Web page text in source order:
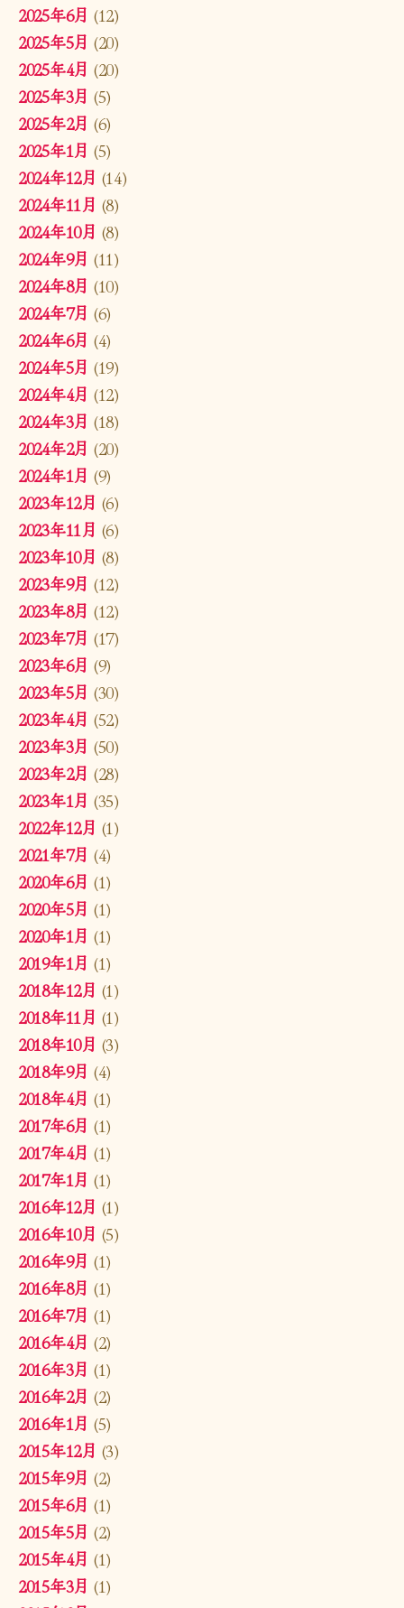
2025年6月 (12)
2025年5月 (20)
2025年4月 (20)
2025年3月 (5)
2025年2月 (6)
2025年1月 (5)
2024年12月 (14)
2024年11月 (8)
2024年10月 (8)
2024年9月 (11)
2024年8月 (10)
2024年7月 (6)
2024年6月 (4)
2024年5月 (19)
2024年4月 (12)
2024年3月 (18)
2024年2月 (20)
2024年1月 (9)
2023年12月 (6)
2023年11月 (6)
2023年10月 (8)
2023年9月 (12)
2023年8月 (12)
2023年7月 (17)
2023年6月 (9)
2023年5月 (30)
2023年4月 (52)
2023年3月 (50)
2023年2月 (28)
2023年1月 (35)
2022年12月 (1)
2021年7月 (4)
2020年6月 (1)
2020年5月 (1)
2020年1月 (1)
2019年1月 (1)
2018年12月 (1)
2018年11月 (1)
2018年10月 (3)
2018年9月 (4)
2018年4月 (1)
2017年6月 (1)
2017年4月 (1)
2017年1月 (1)
2016年12月 (1)
2016年10月 (5)
2016年9月 (1)
2016年8月 (1)
2016年7月 (1)
2016年4月 (2)
2016年3月 (1)
2016年2月 (2)
2016年1月 (5)
2015年12月 (3)
2015年9月 (2)
2015年6月 (1)
2015年5月 (2)
2015年4月 (1)
2015年3月 (1)